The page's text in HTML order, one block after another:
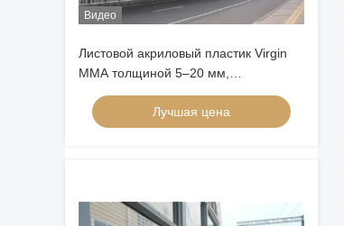
Видео
Листовой акриловый пластик Virgin
MMA толщиной 5–20 мм,
атмосферостойкая
звукоизоляционная панель
Лучшая цена